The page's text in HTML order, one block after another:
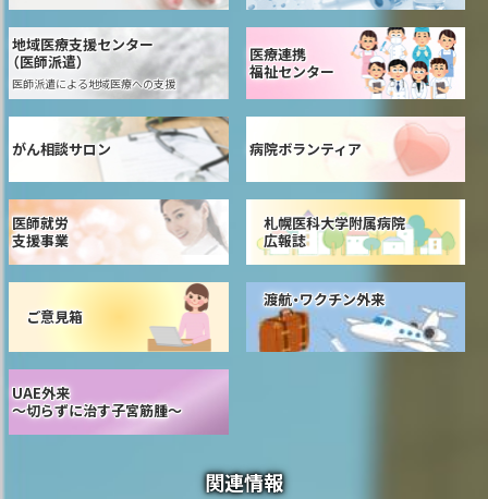
地域医療支援センター
（医師派遣）
医師派遣による地域医療への支援
医療連携
福祉センター
がん相談サロン 病院ボランティア
医師就労
支援事業
札幌医科大学附属病院
広報誌
ご意見箱
渡航・ワクチン外来
UAE外来
～切らずに治す子宮筋腫～
関連情報